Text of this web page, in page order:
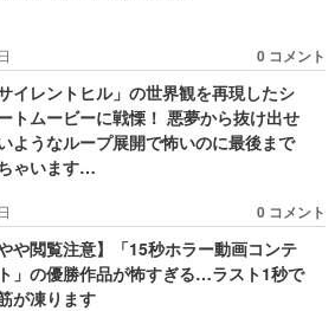
0 コメント
サイレントヒル」の世界観を再現したシ
トムービーに戦慄！ 悪夢から抜け出せ
ようなループ展開で怖いのに最後まで
ゃいます…
0 コメント
やや閲覧注意】「15秒ホラー動画コンテ
」の優勝作品が怖すぎる…ラスト1秒で
が凍ります